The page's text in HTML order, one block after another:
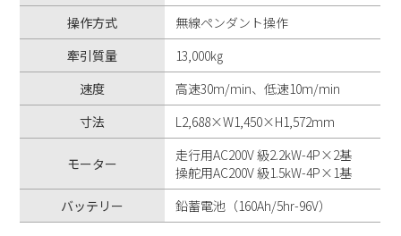
操作方式
無線ペンダント操作
牽引質量
13,000㎏
速度
高速30m/min、低速10m/min
寸法
L2,688×W1,450×H1,572mm
モーター
走行用AC200V 級2.2kW-4P×2基
操舵用AC200V 級1.5kW-4P×1基
バッテリー
鉛蓄電池（160Ah/5hr-96V）